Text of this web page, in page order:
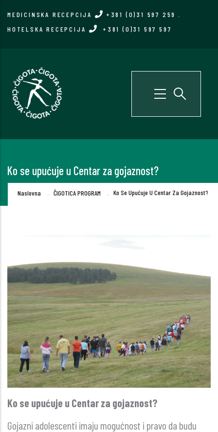
MEDICINSKA RECEPCIJA +381 (0)31 597 259
HOTELSKA RECEPCIJA
+381 (0)31 597 597
Ko se upućuje u Centar za gojaznost?
Breadcrumb
Naslovna . ČIGOTICA PROGRAM . Ko Se Upućuje U Centar Za Gojaznost?
Ko se upućuje u Centar za gojaznost?
Gojazni adolescenti imaju mogućnost i pravo da budu